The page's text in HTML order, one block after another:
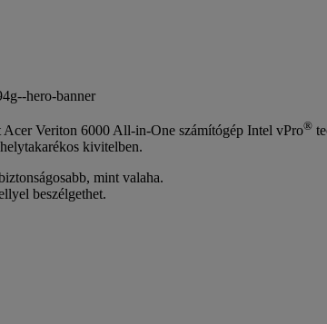
Acer Veriton 6000 All-in-One számítógép Intel vPro®
kivitelben.
mint valaha.
beszélgethet.